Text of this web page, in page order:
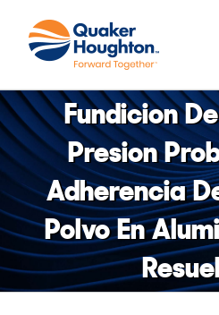
contenido
Fundicion
Presion
Adherencia
Polvo En